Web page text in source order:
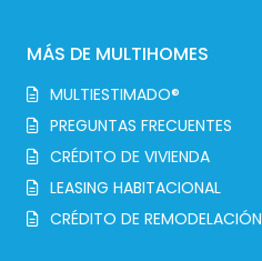
MÁS DE MULTIHOMES
MULTIESTIMADO®
PREGUNTAS FRECUENTES
CRÉDITO DE VIVIENDA
LEASING HABITACIONAL
CRÉDITO DE REMODELACIÓN